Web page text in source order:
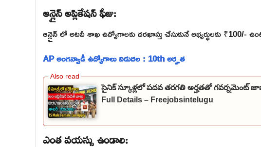
ఆన్లైన్ అప్లికేషన్ ఫీజు:
ఆన్లైన్ లో అటవీ శాఖ ఉద్యోగాలకు దరఖాస్తు చేసుకునే అభ్యర్థులకు ₹100/-
AP అంగన్వాడీ ఉద్యోగాలు విడుదల : 10th అర్హత
సైనిక్ స్కూళ్లలో పదవ తరగతి అర్హతతో గవర్నమెంట్
Full Details – Freejobsintelugu
ఎంత వయస్సు ఉండాలి: